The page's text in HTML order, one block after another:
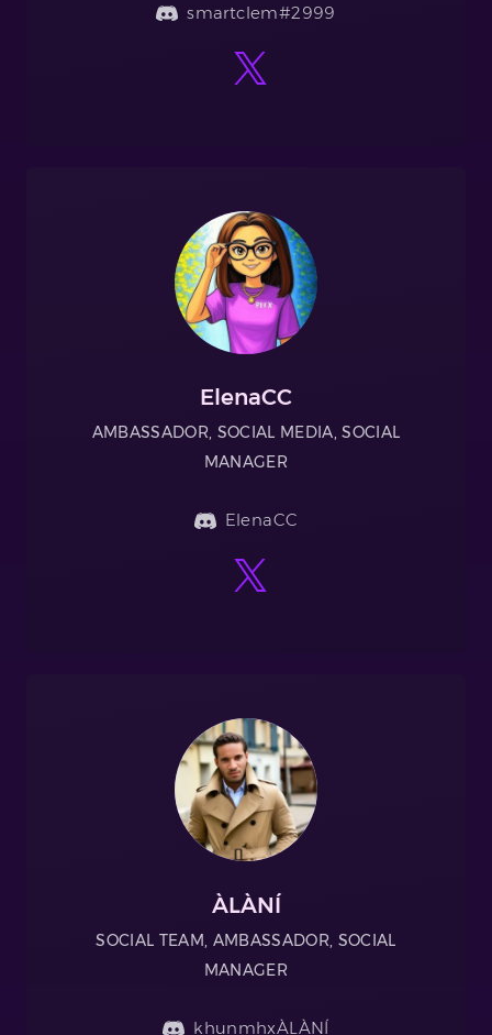
smartclem#2999
ElenaCC
AMBASSADOR, SOCIAL MEDIA, SOCIAL
MANAGER
ElenaCC
ÀLÀNÍ
SOCIAL TEAM, AMBASSADOR, SOCIAL
MANAGER
khunmhxÀLÀNÍ